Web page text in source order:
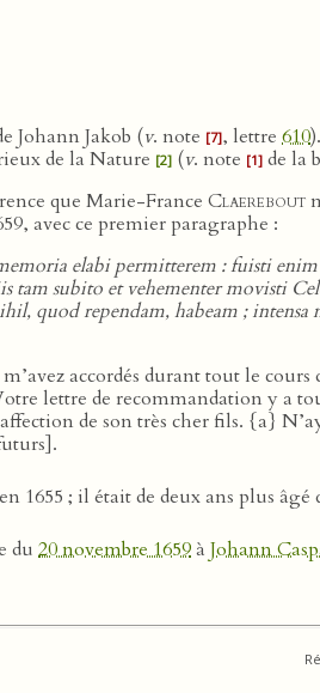
Johann Jakob (v. note [7], lettre 610
de la Nature [2] (v. note [1] de la
que Marie-France Claerebout
avec ce premier paragraphe :
elabi permitterem : fuisti
tam subito et vehementer movisti
quod rependam, habeam ; intensa
accordés durant tout le
lettre de recommandation y a
de son très cher fils. {a}
1655 ; il était de deux ans plus âgé
du 20 novembre 1659à Johann